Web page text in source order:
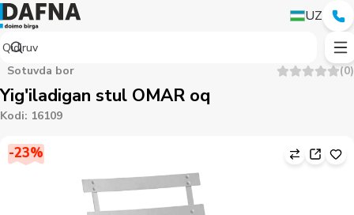
UZ
-23%
Sotuvda bor (0)
Yig'iladigan stul OMAR oq
Kodi: 16109